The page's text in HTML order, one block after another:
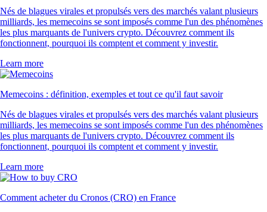
Nés de blagues virales et propulsés vers des marchés valant plusieurs
milliards, les memecoins se sont imposés comme l'un des phénomènes
les plus marquants de l'univers crypto. Découvrez comment ils
fonctionnent, pourquoi ils comptent et comment y investir.
Learn more
Memecoins : définition, exemples et tout ce qu'il faut savoir
Nés de blagues virales et propulsés vers des marchés valant plusieurs
milliards, les memecoins se sont imposés comme l'un des phénomènes
les plus marquants de l'univers crypto. Découvrez comment ils
fonctionnent, pourquoi ils comptent et comment y investir.
Learn more
Comment acheter du Cronos (CRO) en France